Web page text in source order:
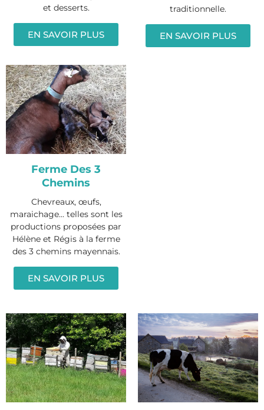
et desserts.
EN SAVOIR PLUS
traditionnelle.
EN SAVOIR PLUS
Ferme Des 3
Chemins
Chevreaux, œufs,
maraichage... telles sont les
productions proposées par
Hélène et Régis à la ferme
des 3 chemins mayennais.
EN SAVOIR PLUS